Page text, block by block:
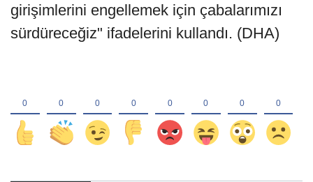
girişimlerini engellemek için çabalarımızı
sürdüreceğiz" ifadelerini kullandı. (DHA)